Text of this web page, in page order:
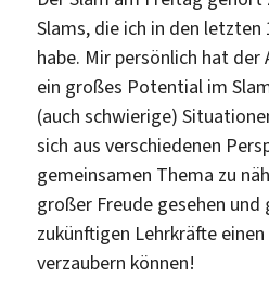
Slams, die ich in den letzten
habe. Mir persönlich hat der
ein großes Potential im
(auch schwierige)
sich aus verschiedenen
gemeinsamen Thema zu
großer Freude gesehen
zukünftigen Lehrkräfte einen
verzaubern können!